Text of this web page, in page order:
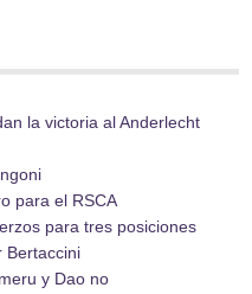
la victoria al Anderlecht
para el RSCA
para tres posiciones
Bertaccini
y Dao no